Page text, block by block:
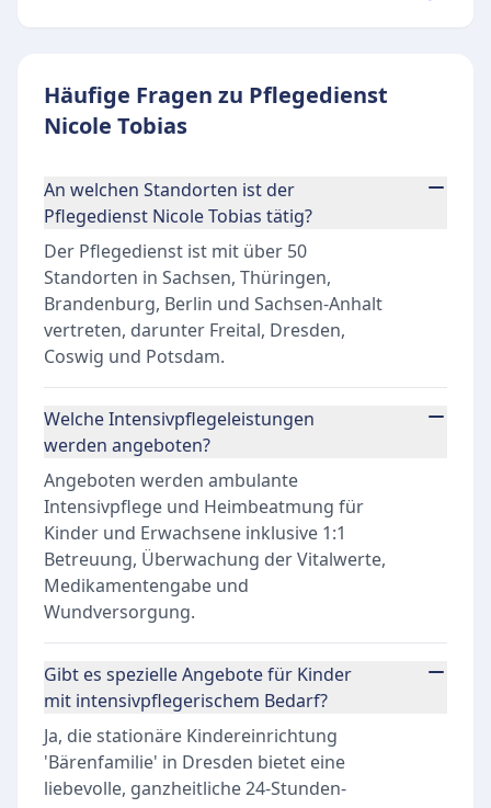
Häufige Fragen zu Pflegedienst
Nicole Tobias
An welchen Standorten ist der
Pflegedienst Nicole Tobias tätig?
Der Pflegedienst ist mit über 50
Standorten in Sachsen, Thüringen,
Brandenburg, Berlin und Sachsen-Anhalt
vertreten, darunter Freital, Dresden,
Coswig und Potsdam.
Welche Intensivpflegeleistungen
werden angeboten?
Angeboten werden ambulante
Intensivpflege und Heimbeatmung für
Kinder und Erwachsene inklusive 1:1
Betreuung, Überwachung der Vitalwerte,
Medikamentengabe und
Wundversorgung.
Gibt es spezielle Angebote für Kinder
mit intensivpflegerischem Bedarf?
Ja, die stationäre Kindereinrichtung
'Bärenfamilie' in Dresden bietet eine
liebevolle, ganzheitliche 24-Stunden-